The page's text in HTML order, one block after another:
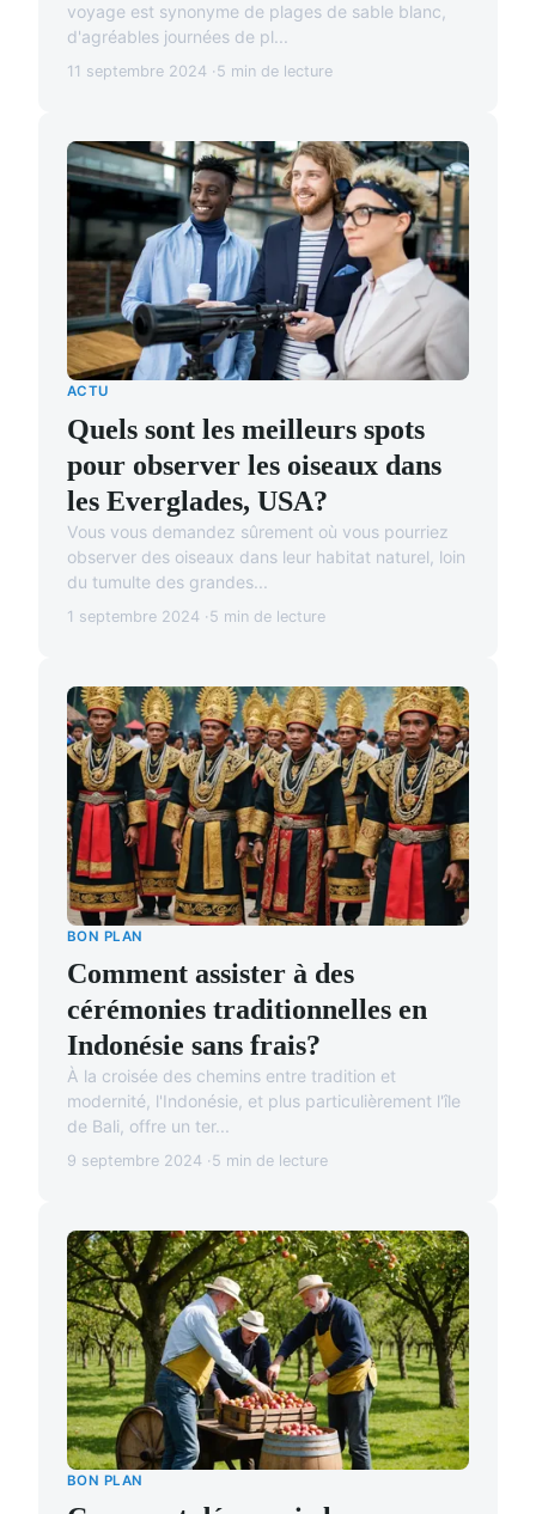
voyage est synonyme de plages de sable blanc,
d'agréables journées de pl...
11 septembre 2024 5 min de lecture
ACTU
Quels sont les meilleurs spots
pour observer les oiseaux dans
les Everglades, USA?
Vous vous demandez sûrement où vous pourriez
observer des oiseaux dans leur habitat naturel, loin
du tumulte des grandes...
1 septembre 2024 5 min de lecture
BON PLAN
Comment assister à des
cérémonies traditionnelles en
Indonésie sans frais?
À la croisée des chemins entre tradition et
modernité, l'Indonésie, et plus particulièrement l'île
de Bali, offre un ter...
9 septembre 2024 5 min de lecture
BON PLAN